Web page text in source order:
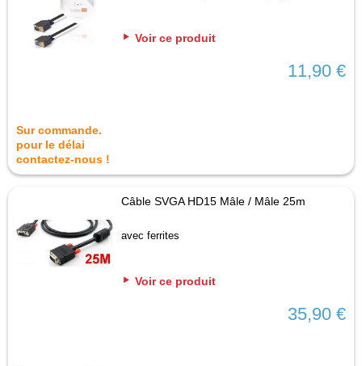
Voir ce produit
11,90 €
Sur commande.
pour le délai
contactez-nous !
Câble SVGA HD15 Mâle / Mâle 25m
avec ferrites
Voir ce produit
35,90 €